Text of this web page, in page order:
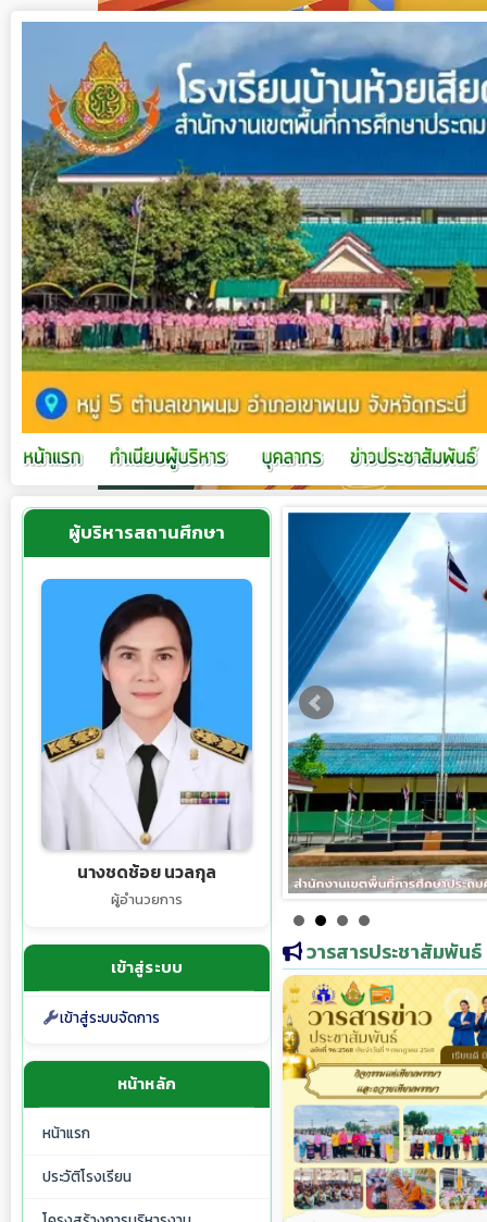
ผู้บริหารสถานศึกษา
นางชดช้อย นวลกุล
ผู้อำนวยการ
เข้าสู่ระบบ
เข้าสู่ระบบจัดการ
หน้าหลัก
หน้าแรก
ประวัติโรงเรียน
วารสารประชาสัมพันธ์